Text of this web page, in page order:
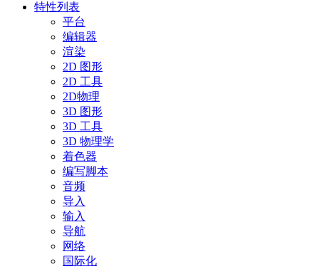
特性列表
平台
编辑器
渲染
2D 图形
2D 工具
2D物理
3D 图形
3D 工具
3D 物理学
着色器
编写脚本
音频
导入
输入
导航
网络
国际化